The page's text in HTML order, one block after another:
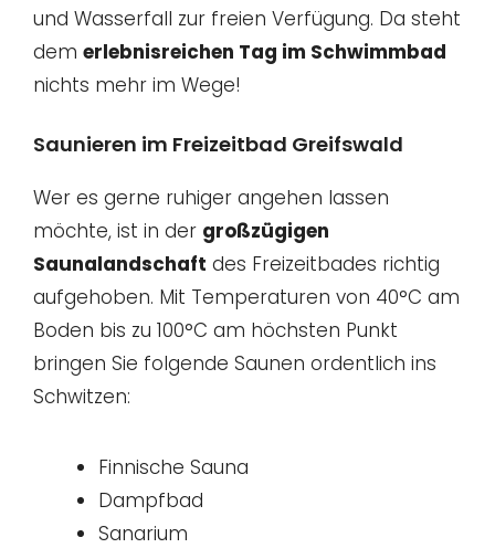
und Wasserfall zur freien Verfügung. Da steht
dem erlebnisreichen Tag im Schwimmbad
nichts mehr im Wege!
Saunieren im Freizeitbad Greifswald
Wer es gerne ruhiger angehen lassen
möchte, ist in der großzügigen
Saunalandschaft des Freizeitbades richtig
aufgehoben. Mit Temperaturen von 40°C am
Boden bis zu 100°C am höchsten Punkt
bringen Sie folgende Saunen ordentlich ins
Schwitzen:
Finnische Sauna
Dampfbad
Sanarium